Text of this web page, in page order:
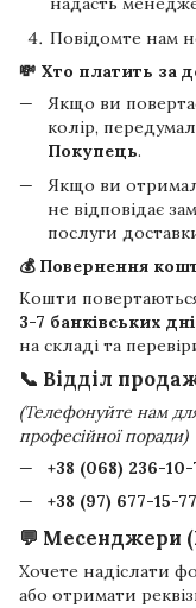
Повідомте нам
💸 Хто платить за
Якщо ви
колір,
Покупець.
Якщо ви
не відповідає
послуги
💰 Повернення
Кошти
3-7 банківських
на складі та
📞 Відділ
(Телефонуйте нам
професійної поради)
+38 (068) 236-10-
+38 (97) 677-15-77
💬 Месенджери
Хочете надіслати
або отримати